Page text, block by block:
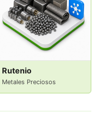
Rutenio
Metales Preciosos